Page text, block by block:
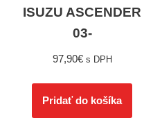
ISUZU ASCENDER
03-
97,90€ s DPH
Pridať do košíka